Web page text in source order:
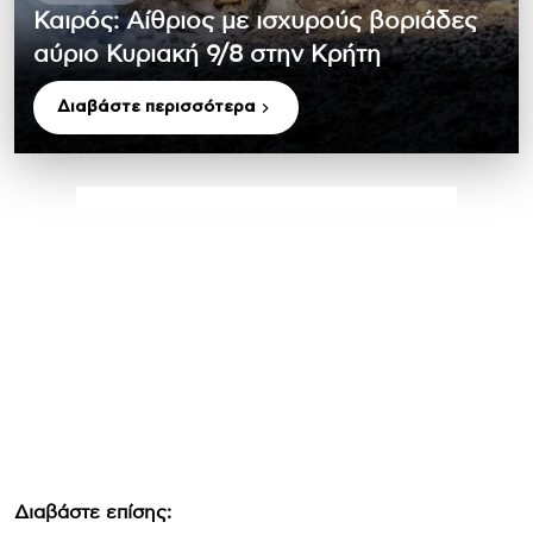
Καιρός: Αίθριος με ισχυρούς βοριάδες
αύριο Κυριακή 9/8 στην Κρήτη
Διαβάστε περισσότερα
Διαβάστε επίσης: